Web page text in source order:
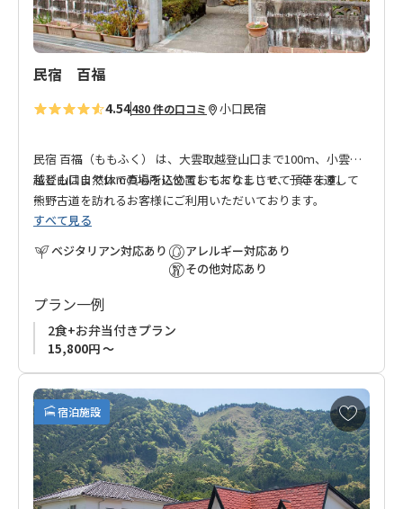
民宿 百福
4.54480 件の口コミ 小口民宿
民宿 百福（ももふく） は、大雲取越登山口まで100ｍ、小雲取
越登山口まで1kmの場所に位置しておりまして、一年を通して
熊野古道を訪れるお客様にご利用いただいております。
小さな宿ですので、たくさんの予約をお受けすることはできま
せんが、何よりもお客様との会話を大切にしています。
私どもは自然体で真心を込めておもてなしさせて頂きます。
お客様には自分の家に帰ってきたような感覚になってもらえれ
ばと思って経営しています。
※現在、当館は1日1組様（2名様まで）限定でのご予約とさせて
いただいております。
※連泊はお受けしておりません。
すべて見る
ベジタリアン対応あり
アレルギー対応あり
その他対応あり
プラン一例
2食+お弁当付きプラン
15,800円 ～
宿泊施設
お
気
に
入
り
に